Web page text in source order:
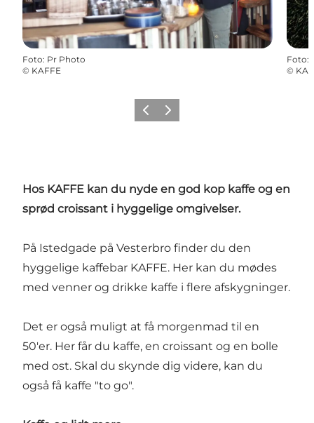
Foto: Pr Photo
© KAFFE
Foto:
©
ForrigeNæste
Hos KAFFE kan du nyde en god kop kaffe og en
sprød croissant i hyggelige omgivelser.
På Istedgade på Vesterbro finder du den
hyggelige kaffebar KAFFE. Her kan du mødes
med venner og drikke kaffe i flere afskygninger.
Det er også muligt at få morgenmad til en
50'er. Her får du kaffe, en croissant og en bolle
med ost. Skal du skynde dig videre, kan du
også få kaffe "to go".